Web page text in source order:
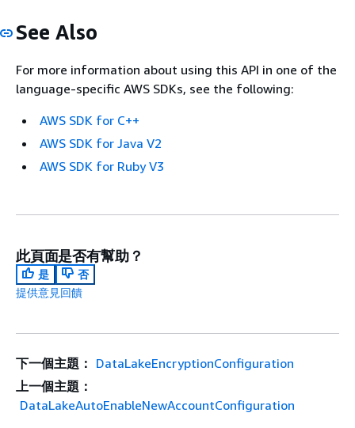
See Also
For more information about using this API in one of the
language-specific AWS SDKs, see the following:
AWS SDK for C++
AWS SDK for Java V2
AWS SDK for Ruby V3
此頁面是否有幫助？
是
否
提供意見回饋
下一個主題： DataLakeEncryptionConfiguration
上一個主題：
DataLakeAutoEnableNewAccountConfiguration